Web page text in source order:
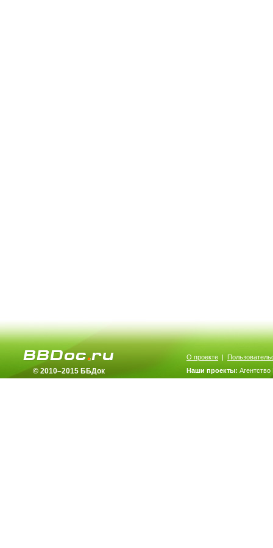
© 2010–2015 ББДок
О проекте |
Наши проекты: